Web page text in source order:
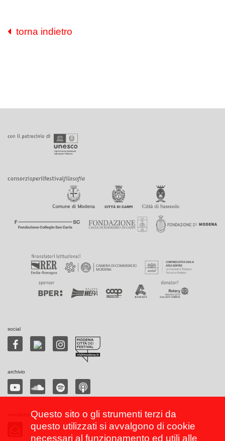
torna indietro
social
archivio
Questo sito o gli strumenti terzi da
questo utilizzati si avvalgono di cookie
necessari al funzionamento ed utili alle